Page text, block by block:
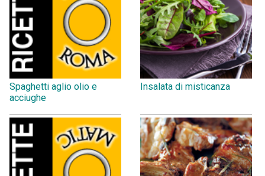
Spaghetti aglio olio e
acciughe
Insalata di misticanza